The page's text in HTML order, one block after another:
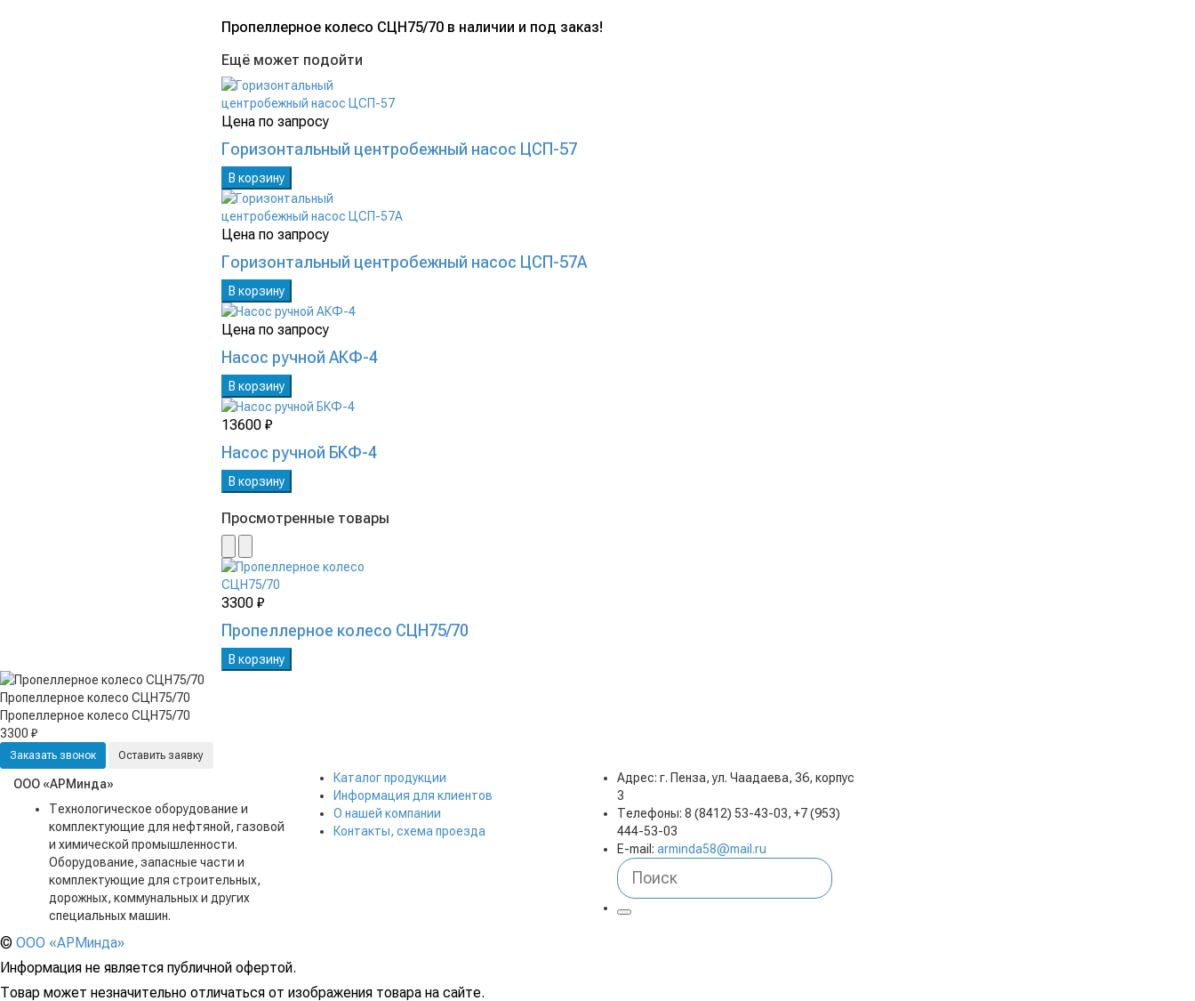
Пропеллерное колесо СЦН75/70 в наличии и под заказ!
Ещё может подойти
Цена по запросу
Горизонтальный центробежный насос ЦСП-57
В корзину
Цена по запросу
Горизонтальный центробежный насос ЦСП-57А
В корзину
Цена по запросу
Насос ручной АКФ-4
В корзину
13600 ₽
Насос ручной БКФ-4
В корзину
Просмотренные товары
3300 ₽
Пропеллерное колесо СЦН75/70
В корзину
Пропеллерное колесо СЦН75/70
Пропеллерное колесо СЦН75/70
3300 ₽
Заказать звонок Оставить заявку
ООО «АРМинда»
Технологическое оборудование и
комплектующие для нефтяной, газовой
и химической промышленности.
Оборудование, запасные части и
комплектующие для строительных,
дорожных, коммунальных и других
специальных машин.
Каталог продукции
Информация для клиентов
О нашей компании
Контакты, схема проезда
Адрес: г. Пенза, ул. Чаадаева, 36, корпус
3
Телефоны: 8 (8412) 53-43-03, +7 (953)
444-53-03
E-mail:arminda58@mail.ru
© ООО «АРМинда»
Информация не является публичной офертой.
Товар может незначительно отличаться от изображения товара на сайте.